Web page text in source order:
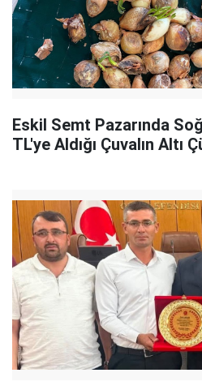
Eskil Semt Pazarında
TL'ye Aldığı Çuvalın Altı